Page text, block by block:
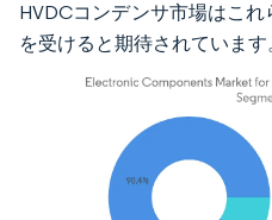
HVDCコンデンサ市場はこ
を受けると期待されています